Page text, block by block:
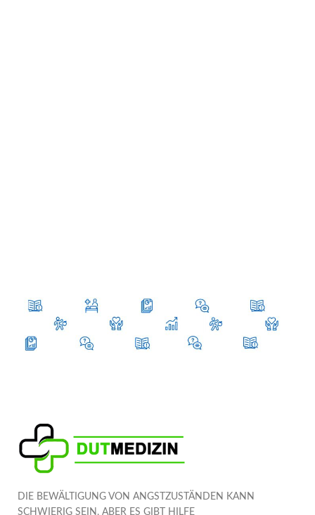
DIE BEWÄLTIGUNG VON ANGSTZUSTÄNDEN KANN
SCHWIERIG SEIN, ABER ES GIBT HILFE